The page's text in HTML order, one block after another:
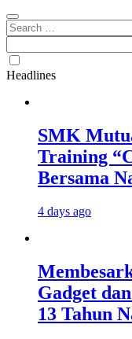
Search
for:
Headlines
SMK
Training
Bersama
4 days ago
Gadget
13 Tahun